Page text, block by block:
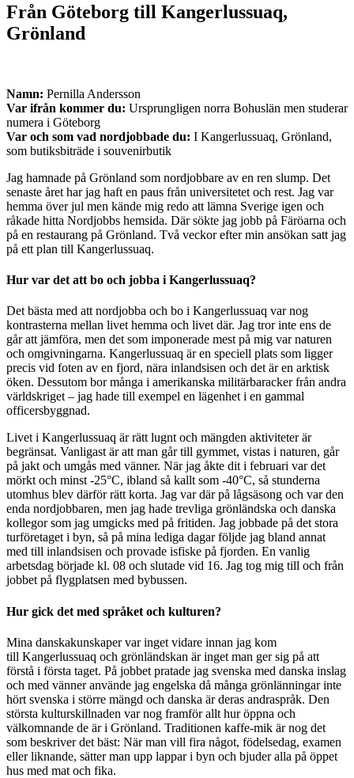
Från Göteborg till Kangerlussuaq,
Grönland
Namn: Pernilla Andersson
Var ifrån kommer du: Ursprungligen norra Bohuslän men studerar
numera i Göteborg
Var och som vad nordjobbade du: I Kangerlussuaq, Grönland,
som butiksbiträde i souvenirbutik
Jag hamnade på Grönland som nordjobbare av en ren slump. Det
senaste året har jag haft en paus från universitetet och rest. Jag var
hemma över jul men kände mig redo att lämna Sverige igen och
råkade hitta Nordjobbs hemsida. Där sökte jag jobb på Färöarna och
på en restaurang på Grönland. Två veckor efter min ansökan satt jag
på ett plan till Kangerlussuaq.
Hur var det att bo och jobba i Kangerlussuaq?
Det bästa med att nordjobba och bo i Kangerlussuaq var nog
kontrasterna mellan livet hemma och livet där. Jag tror inte ens de
går att jämföra, men det som imponerade mest på mig var naturen
och omgivningarna. Kangerlussuaq är en speciell plats som ligger
precis vid foten av en fjord, nära inlandsisen och det är en arktisk
öken. Dessutom bor många i amerikanska militärbaracker från andra
världskriget – jag hade till exempel en lägenhet i en gammal
officersbyggnad.
Livet i Kangerlussuaq är rätt lugnt och mängden aktiviteter är
begränsat. Vanligast är att man går till gymmet, vistas i naturen, går
på jakt och umgås med vänner. När jag åkte dit i februari var det
mörkt och minst -25°C, ibland så kallt som -40°C, så stunderna
utomhus blev därför rätt korta. Jag var där på lågsäsong och var den
enda nordjobbaren, men jag hade trevliga grönländska och danska
kollegor som jag umgicks med på fritiden. Jag jobbade på det stora
turföretaget i byn, så på mina lediga dagar följde jag bland annat
med till inlandsisen och provade isfiske på fjorden. En vanlig
arbetsdag började kl. 08 och slutade vid 16. Jag tog mig till och från
jobbet på flygplatsen med bybussen.
Hur gick det med språket och kulturen?
Mina danskakunskaper var inget vidare innan jag kom
till Kangerlussuaq och grönländskan är inget man ger sig på att
förstå i första taget. På jobbet pratade jag svenska med danska inslag
och med vänner använde jag engelska då många grönlänningar inte
hört svenska i större mängd och danska är deras andraspråk. Den
största kulturskillnaden var nog framför allt hur öppna och
välkomnande de är i Grönland. Traditionen kaffe-mik är nog det
som beskriver det bäst: När man vill fira något, födelsedag, examen
eller liknande, sätter man upp lappar i byn och bjuder alla på öppet
hus med mat och fika.